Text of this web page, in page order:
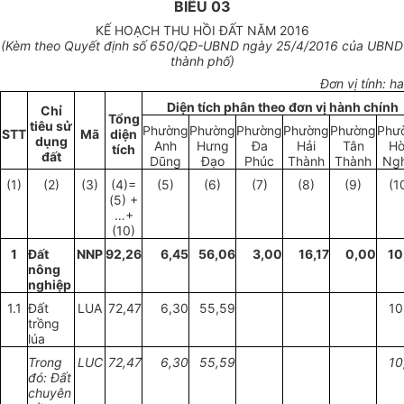
BIỂU 03
KẾ HOẠCH THU HỒI ĐẤT NĂM 2016
(Kèm theo Quyết định số 650/QĐ-UBND ngày 25/4/2016 của UBND
thành phố)
Đơn vị tính: ha
STT
Chỉ
tiêu sử
dụng
đất
Mã
Tổng
diện
tích
Diện tích phân theo đơn vị hành chính
Phường
Anh
Dũng
Phường
Hưng
Đạo
Phường
Đa
Phúc
Phường
Hải
Thành
Phường
Tân
Thành
Hò
(1)
(2) (3) (4)=
(5) +
…+
(10)
(5) (6) (7) (8) (9)
1
Đất
nông
nghiệp
NNP92,26 6,45 56,06 3,00 16,17 0,00
1.1 Đất
trồng
lúa
L UA 72,47 6,30 55,59
Trong
đó: Đất
chuyên
L UC 72,47 6,30 55,59